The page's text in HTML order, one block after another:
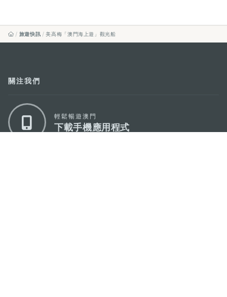
旅遊快訊 美高梅「澳門海上遊」觀光船
關注我們
輕鬆暢遊澳門
下載手機應用程式